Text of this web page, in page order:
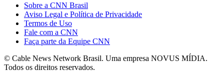
Sobre a CNN Brasil
Aviso Legal e Política de Privacidade
Termos de Uso
Fale com a CNN
Faça parte da Equipe CNN
© Cable News Network Brasil. Uma empresa NOVUS MÍDIA.
Todos os direitos reservados.